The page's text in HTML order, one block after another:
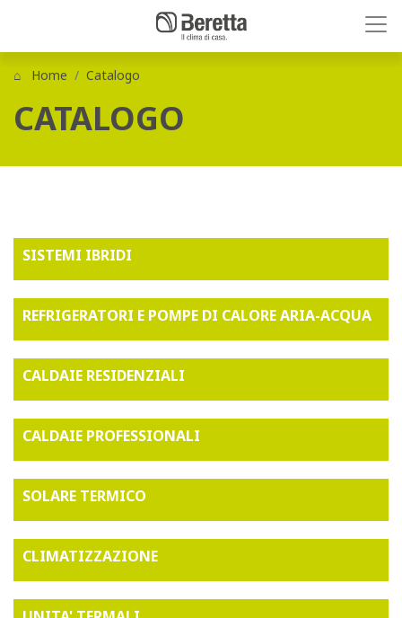
Home Catalogo
CATALOGO
SISTEMI IBRIDI
REFRIGERATORI E POMPE DI CALORE ARIA-ACQUA
CALDAIE RESIDENZIALI
CALDAIE PROFESSIONALI
SOLARE TERMICO
CLIMATIZZAZIONE